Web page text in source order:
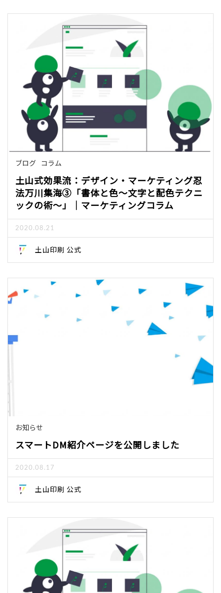
ブログ コラム
土山式効果流：デザイン・マーケティング忍
法万川集海③「書体と色～文字と配色テクニ
ックの術～」｜マーケティングコラム
2020.08.21
土山印刷 公式
お知らせ
スマートDM紹介ページを公開しました
2020.08.17
土山印刷 公式